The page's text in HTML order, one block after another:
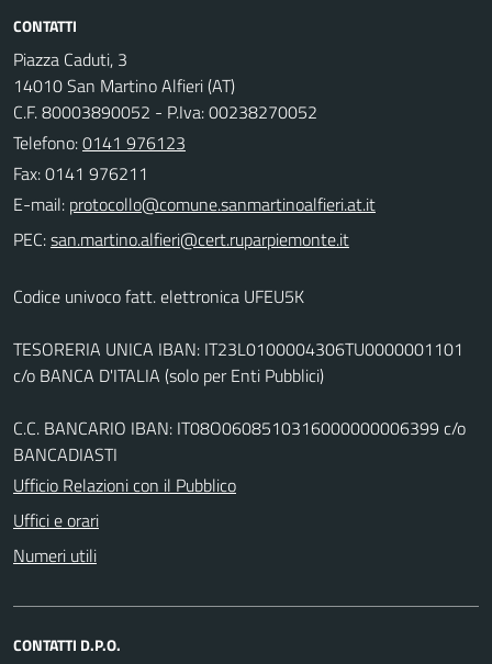
CONTATTI
Piazza Caduti, 3
14010 San Martino Alfieri (AT)
C.F. 80003890052 - P.Iva: 00238270052
Telefono:0141 976123
Fax: 0141 976211
E-mail:
PEC:
Codice univoco fatt. elettronica UFEU5K
TESORERIA UNICA IBAN: IT23L0100004306TU0000001101
c/o BANCA D'ITALIA (solo per Enti Pubblici)
C.C. BANCARIO IBAN: IT08O0608510316000000006399 c/o
BANCADIASTI
Ufficio Relazioni con il Pubblico
Uffici e orari
Numeri utili
CONTATTI D.P.O.